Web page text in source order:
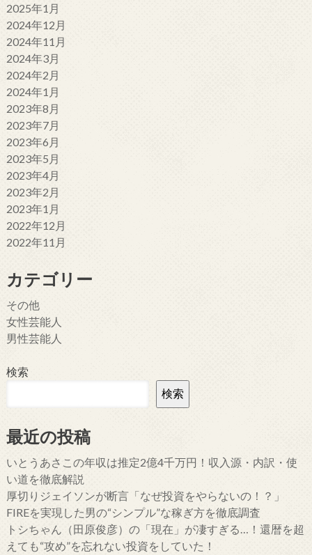
2025年1月
2024年12月
2024年11月
2024年3月
2024年2月
2024年1月
2023年8月
2023年7月
2023年6月
2023年5月
2023年4月
2023年2月
2023年1月
2022年12月
2022年11月
カテゴリー
その他
女性芸能人
男性芸能人
検索
検索
最近の投稿
いとうあさこの年収は推定2億4千万円！収入源・内訳・使
い道を徹底解説
厚切りジェイソンが断言「なぜ投資をやらないの！？」
FIREを実現した男の“シンプル”な稼ぎ方を徹底調査
トシちゃん（田原俊彦）の「現在」が凄すぎる…！還暦を超
えても“攻め”を忘れない投資をしていた！